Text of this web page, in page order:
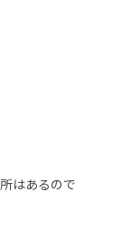
はあるので